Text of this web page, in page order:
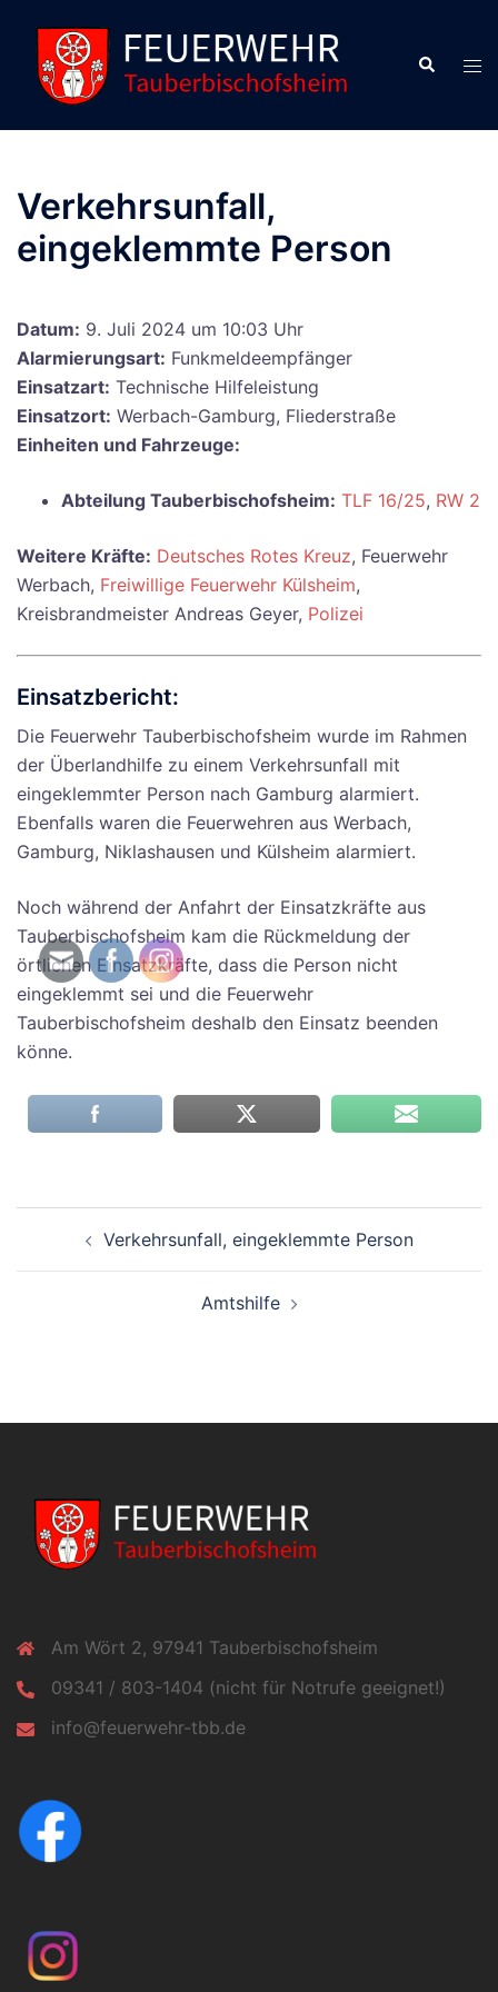
Inhalt
springen
Suche
Verkehrsunfall,
eingeklemmte Person
Datum: 9. Juli 2024 um 10:03 Uhr
Alarmierungsart: Funkmeldeempfänger
Einsatzart: Technische Hilfeleistung
Einsatzort: Werbach-Gamburg, Fliederstraße
Einheiten und Fahrzeuge:
Abteilung Tauberbischofsheim: TLF 16/25, RW 2
Weitere Kräfte: Deutsches Rotes Kreuz, Feuerwehr
Werbach, Freiwillige Feuerwehr Külsheim,
Kreisbrandmeister Andreas Geyer, Polizei
Einsatzbericht:
Die Feuerwehr Tauberbischofsheim wurde im Rahmen
der Überlandhilfe zu einem Verkehrsunfall mit
eingeklemmter Person nach Gamburg alarmiert.
Ebenfalls waren die Feuerwehren aus Werbach,
Gamburg, Niklashausen und Külsheim alarmiert.
Noch während der Anfahrt der Einsatzkräfte aus
Tauberbischofsheim kam die Rückmeldung der
örtlichen Einsatzkräfte, dass die Person nicht
eingeklemmt sei und die Feuerwehr
Tauberbischofsheim deshalb den Einsatz beenden
könne.
Verkehrsunfall, eingeklemmte Person
Amtshilfe
Am Wört 2, 97941 Tauberbischofsheim
09341 / 803-1404 (nicht für Notrufe geeignet!)
info@feuerwehr-tbb.de